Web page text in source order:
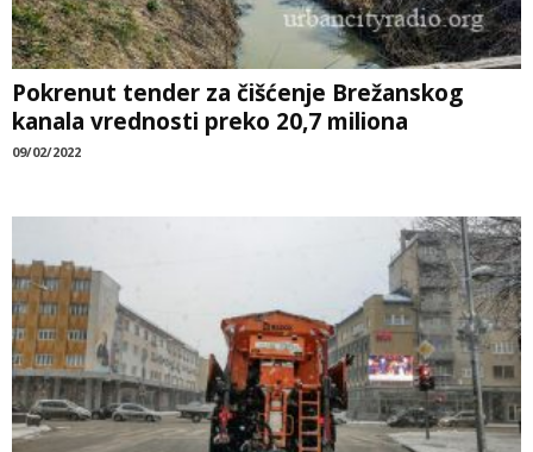
Pokrenut tender za čišćenje Brežanskog
kanala vrednosti preko 20,7 miliona
09/02/2022